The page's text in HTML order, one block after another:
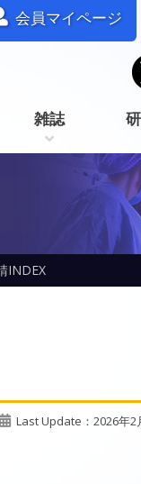
会員マイページ
雑誌
INDEX
Last Update：2026年2